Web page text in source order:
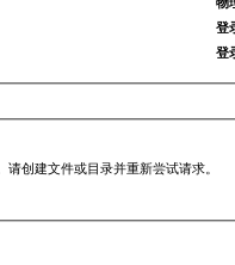
登
登
创建文件或目录并重新尝试请求。